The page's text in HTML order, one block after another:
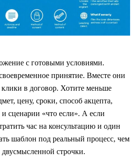
с готовыми условиями.
принятие. Вместе они
в договор. Хотите меньше
цену, сроки, способ акцепта,
и сценарии «что если». А если
час на консультацию и один
шаблон под реальный процесс, чем
двусмысленной строчки.